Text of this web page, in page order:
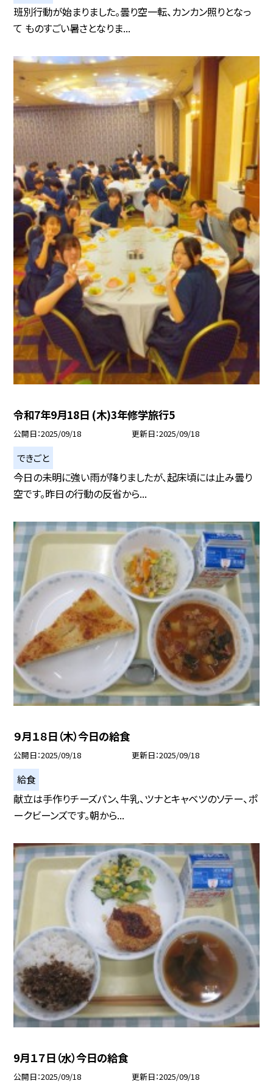
班別行動が始まりました。曇り空一転、カンカン照りとなっ
て ものすごい暑さとなりま...
令和7年9月18日 (木)3年修学旅行5
公開日 2025/09/18 更新日 2025/09/18
できごと
今日の未明に強い雨が降りましたが、起床頃には止み曇り
空です。昨日の行動の反省から...
９月１８日（木）今日の給食
公開日 2025/09/18 更新日 2025/09/18
給食
献立は手作りチーズパン、牛乳、ツナとキャベツのソテー、ポ
ークビーンズです。朝から...
9月１７日（水）今日の給食
公開日 2025/09/18 更新日 2025/09/18